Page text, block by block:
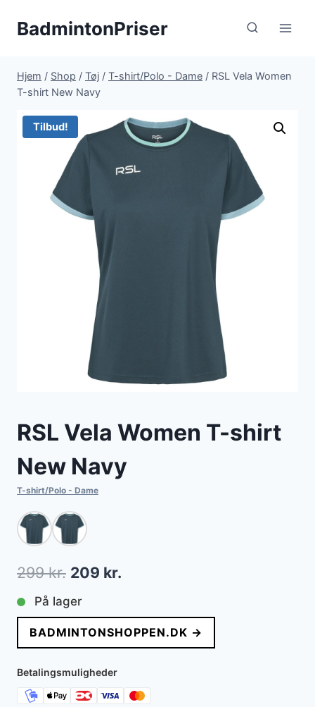
BadmintonPriser
Hjem / Shop / Tøj / T-shirt/Polo - Dame / RSL Vela Women
T-shirt New Navy
Tilbud!
RSL Vela Women T-shirt
New Navy
T-shirt/Polo - Dame
299kr. Den
oprindelige
pris
var:
299 kr..
209 kr.
pris
er:
På lager
BADMINTONSHOPPEN.DK →
Betalingsmuligheder